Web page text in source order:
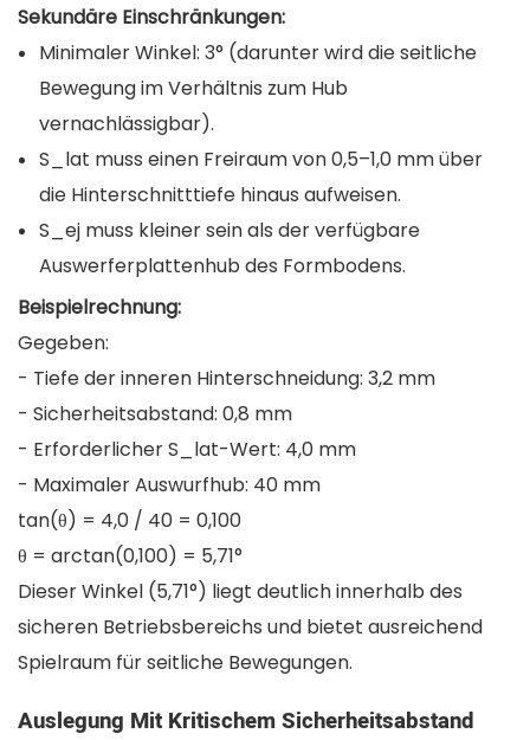
Sekundäre Einschränkungen:
Minimaler Winkel: 3° (darunter wird die seitliche
Bewegung im Verhältnis zum Hub
vernachlässigbar).
S_lat muss einen Freiraum von 0,5–1,0 mm über
die Hinterschnitttiefe hinaus aufweisen.
S_ej muss kleiner sein als der verfügbare
Auswerferplattenhub des Formbodens.
Beispielrechnung:
Gegeben:
- Tiefe der inneren Hinterschneidung: 3,2 mm
- Sicherheitsabstand: 0,8 mm
- Erforderlicher S_lat-Wert: 4,0 mm
- Maximaler Auswurfhub: 40 mm
tan(θ) = 4,0 / 40 = 0,100
θ = arctan(0,100) = 5,71°
Dieser Winkel (5,71°) liegt deutlich innerhalb des
sicheren Betriebsbereichs und bietet ausreichend
Spielraum für seitliche Bewegungen.
Auslegung Mit Kritischem Sicherheitsabstand